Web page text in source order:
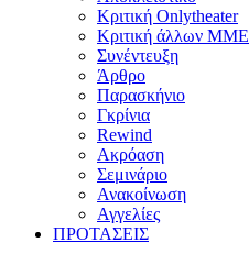
Κριτική Onlytheater
Κριτική άλλων ΜΜΕ
Συνέντευξη
Άρθρο
Παρασκήνιο
Γκρίνια
Rewind
Ακρόαση
Σεμινάριο
Ανακοίνωση
Αγγελίες
ΠΡΟΤΑΣΕΙΣ